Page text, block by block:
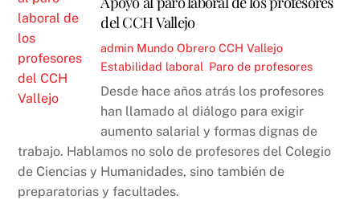
del CCH Vallejo
admin Mundo Obrero CCH Vallejo
Estabilidad laboral Paro de profesores
Desde hace años atrás los profesores
han llamado al diálogo para exigir
aumento salarial y formas dignas de
trabajo. Hablamos no solo de profesores del Colegio
de Ciencias y Humanidades, sino también de
preparatorias y facultades.